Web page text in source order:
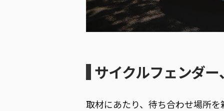
サイクルフェンダ
取材にあたり、待ち合わせ場所